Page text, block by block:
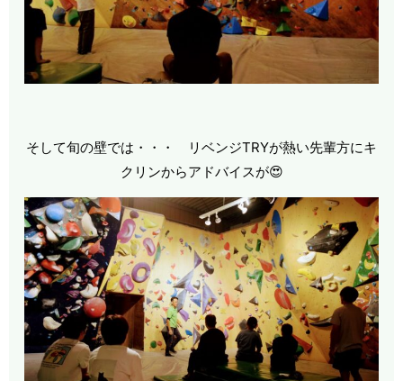
そして旬の壁では・・・ リベンジTRYが熱い先輩方にキ
クリンからアドバイスが😍